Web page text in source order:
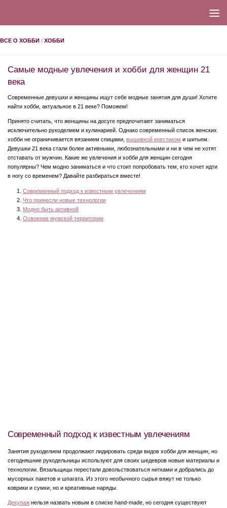
ВСЕ О ХОББИ / ХОББИ
Самые модные увлечения и хобби для женщин 21
века
Современные девушки и женщины ищут себе модные занятия для души! Хотите
найти хобби, актуальное в 21 веке? Поможем!
Принято считать, что женщины на досуге предпочитают заниматься
исключительно рукоделием и кулинарией. Однако современный список женских
хобби не ограничивается вязанием спицами, вышивкой крестиком и шитьем.
Девушки 21 века стали более активными, любознательными и ни в чем не хотят
отставать от мужчин. Какие же увлечения и хобби для женщин сегодня
популярны? Чем модно заниматься и что стоит попробовать тем, кто хочет идти
в ногу со временем? Давайте разбираться вместе!
Современный подход к известным увлечениям
Что принесли новые технологии
Модно быть активной
Освоение мужской территории
Современный подход к известным увлечениям
Занятия рукоделием продолжают лидировать среди видов хобби для женщин, но
сегодняшние рукодельницы используют для своих шедевров новые материалы и
технологии. Вязальщицы перестали довольствоваться нитками и добрались до
мусорных пакетов и шпагата. Из этого необычного сырья вяжут не только
коврики и сумки, но и креативные наряды.
Декупаж нельзя назвать новым в списке hand-made, но сегодня существуют